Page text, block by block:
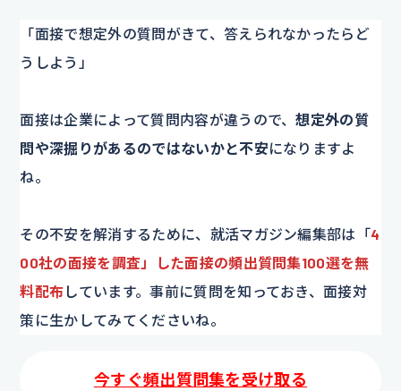
「面接で想定外の質問がきて、答えられなかったらど
うしよう」
面接は企業によって質問内容が違うので、想定外の質
問や深掘りがあるのではないかと不安になりますよ
ね。
その不安を解消するために、就活マガジン編集部は「4
00社の面接を調査」した面接の頻出質問集100選を無
料配布 しています。事前に質問を知っておき、面接対
策に生かしてみてくださいね。
今すぐ頻出質問集を受け取る